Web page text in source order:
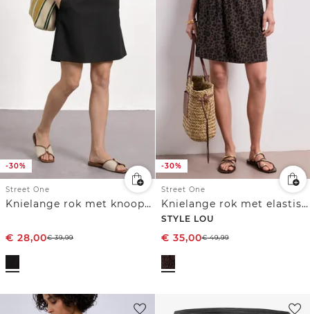
-30%
Street One
Knielange rok met knoopdetails
€ 28,00€39,99
-30%
Street One
Knielange rok met elastische tailleband
STYLE LOU
€ 35,00€49,99